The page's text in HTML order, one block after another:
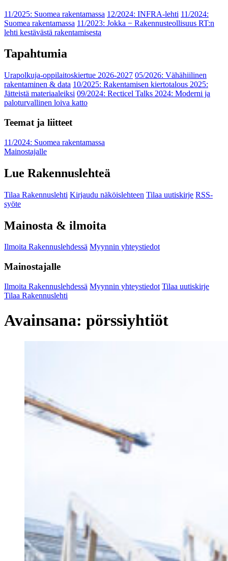
11/2025: Suomea rakentamassa 12/2024: INFRA-lehti 11/2024:
Suomea rakentamassa 11/2023: Jokka − Rakennusteollisuus RT:n
lehti kestävästä rakentamisesta
Tapahtumia
Urapolkuja-oppilaitoskiertue 2026-2027 05/2026: Vähähiilinen
rakentaminen & data 10/2025: Rakentamisen kiertotalous 2025:
Jätteistä materiaaleiksi 09/2024: Recticel Talks 2024: Moderni ja
paloturvallinen loiva katto
Teemat ja liitteet
11/2024: Suomea rakentamassa
Mainostajalle
Lue Rakennuslehteä
Tilaa Rakennuslehti Kirjaudu näköislehteen Tilaa uutiskirje RSS-
syöte
Mainosta & ilmoita
Ilmoita Rakennuslehdessä Myynnin yhteystiedot
Mainostajalle
Ilmoita Rakennuslehdessä Myynnin yhteystiedot Tilaa uutiskirje
Tilaa Rakennuslehti
Avainsana: pörssiyhtiöt